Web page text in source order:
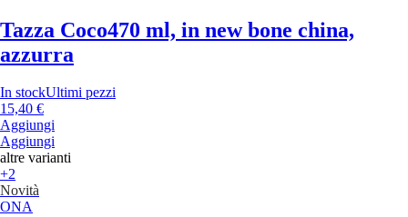
Tazza Coco470 ml, in new bone china,
azzurra
In stockUltimi pezzi
15,40 €
Aggiungi
Aggiungi
altre varianti
+2
Novità
ONA